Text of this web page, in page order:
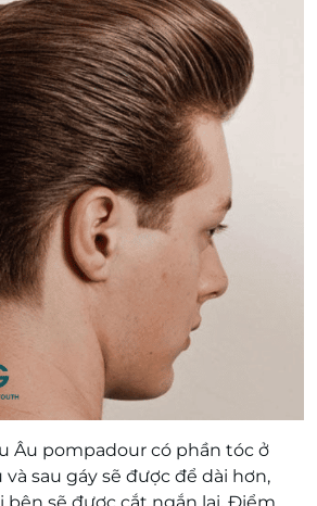
Âu pompadour có phần tóc ở
sau gáy sẽ được để dài hơn,